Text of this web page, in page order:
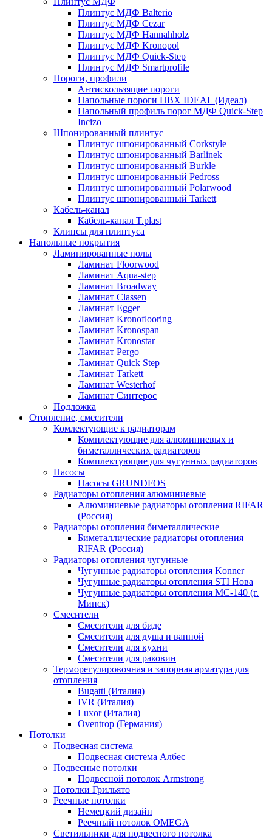
Плинтус МДФ Balterio
Плинтус МДФ Cezar
Плинтус МДФ Hannahholz
Плинтус МДФ Kronopol
Плинтус МДФ Quick-Step
Плинтус МДФ Smartprofile
Пороги, профили
Антискользящие пороги
Напольные пороги ПВХ IDEAL (Идеал)
Напольный профиль порог МДФ Quick-Step
Incizo
Шпонированный плинтус
Плинтус шпонированный Corkstyle
Плинтус шпонированный Barlinek
Плинтус шпонированный Burkle
Плинтус шпонированный Pedross
Плинтус шпонированный Polarwood
Плинтус шпонированный Tarkett
Кабель-канал
Кабель-канал T.plast
Клипсы для плинтуса
Напольные покрытия
Ламинированные полы
Ламинат Floorwood
Ламинат Aqua-step
Ламинат Broadway
Ламинат Classen
Ламинат Egger
Ламинат Kronoflooring
Ламинат Kronospan
Ламинат Kronostar
Ламинат Pergo
Ламинат Quick Step
Ламинат Tarkett
Ламинат Westerhof
Ламинат Синтерос
Подложка
Отопление, смесители
Комлектующие к радиаторам
Комплектующие для алюминиевых и
биметаллических радиаторов
Комплектующие для чугунных радиаторов
Насосы
Насосы GRUNDFOS
Радиаторы отопления алюминиевые
Алюминиевые радиаторы отопления RIFAR
(Россия)
Радиаторы отопления биметаллические
Биметаллические радиаторы отопления
RIFAR (Россия)
Радиаторы отопления чугунные
Чугунные радиаторы отопления Konner
Чугунные радиаторы отопления STI Нова
Чугунные радиаторы отопления МС-140 (г.
Минск)
Смесители
Смесители для биде
Смесители для душа и ванной
Смесители для кухни
Смесители для раковин
Терморегулировочная и запорная арматура для
отопления
Bugatti (Италия)
IVR (Италия)
Luxor (Италия)
Oventrop (Германия)
Потолки
Подвесная система
Подвесная система Албес
Подвесные потолки
Подвесной потолок Armstrong
Потолки Грильято
Реечные потолки
Немецкий дизайн
Реечный потолок OMEGA
Светильники для подвесного потолка